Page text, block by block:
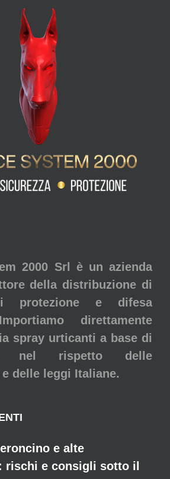
2000 Srl è un azienda
della distribuzione di
protezione e difesa
direttamente
spray urticanti a base di
nel rispetto delle
delle leggi Italiane.
e alte
rischi e consigli sotto il